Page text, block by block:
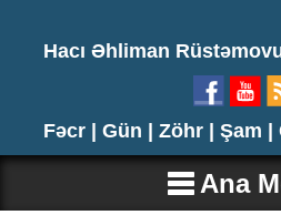
Hacı Əhliman
Fəcr | Gün | Zöhr | Şam |
Ana